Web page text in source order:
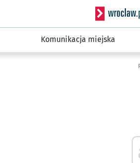
Serwis
Komunikacja miejska